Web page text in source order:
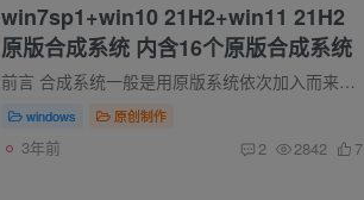
win7sp1+win10 21H2+win11 21H2
原版合成系统 内含16个原版合成系统
前言 合成系统一般是用原版系统依次加入而来，达到一个系统文件包含多个系统版本，本页面介绍的是win7 sp1+win10 21H2+win11 21H2 系统合成而来。特点是包含了win7 win10 win11系统，让你在安装...
windows 原创制作
3年前 2 2842 7